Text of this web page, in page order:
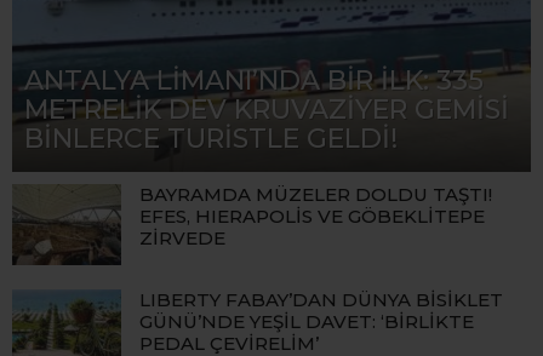
ANTALYA LİMANI’NDA BİR İLK: 335
METRELİK DEV KRUVAZİYER GEMİSİ
BİNLERCE TURİSTLE GELDİ!
BAYRAMDA MÜZELER DOLDU TAŞTI!
EFES, HIERAPOLİS VE GÖBEKLİTEPE
ZİRVEDE
LIBERTY FABAY’DAN DÜNYA BİSİKLET
GÜNÜ’NDE YEŞİL DAVET: ‘BİRLİKTE
PEDAL ÇEVİRELİM’